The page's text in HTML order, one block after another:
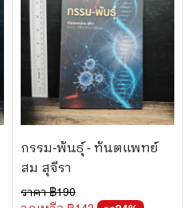
กรรม-พันธุ์ - ทันตแพทย์
สม สุจีรา
ราคา ฿190